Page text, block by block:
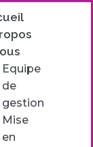
Equipe
de
gestion
Mise
en